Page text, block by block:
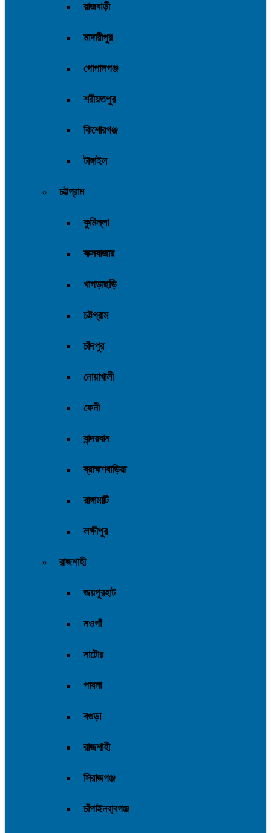
রাজবাড়ী
মাদারীপুর
গোপালগঞ্জ
শরীয়তপুর
কিশোরগঞ্জ
টাঙ্গাইল
চট্টগ্রাম
কুমিল্লা
কক্সবাজার
খাগড়াছড়ি
চট্টগ্রাম
চাঁদপুর
নোয়াখালী
ফেনী
বান্দরবান
ব্রাহ্মণবাড়িয়া
রাঙ্গামাটি
লক্ষীপুর
রাজশাহী
জয়পুরহাট
নওগাঁ
নাটোর
পাবনা
বগুড়া
রাজশাহী
সিরাজগঞ্জ
চাঁপাইনবা্বগঞ্জ